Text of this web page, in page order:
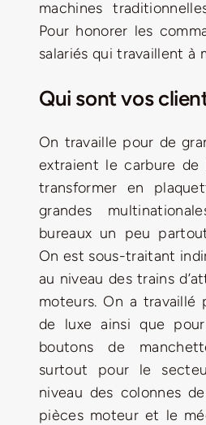
machines
Pour honorer les
salariés qui travaillent à
Qui sont vos
On travaille pour de
extraient le carbure
transformer en
grandes
bureaux un peu
On est sous-traitant
au niveau des trains
moteurs. On a travaillé
de luxe ainsi que
boutons de
surtout pour le
niveau des colonnes
pièces moteur et le